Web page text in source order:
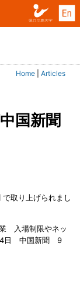
Home Articles
取り上げられまし
入場制限やネッ
日 中国新聞 9